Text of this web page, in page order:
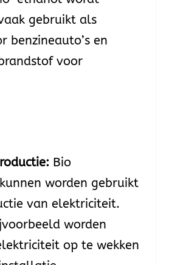
gebruikt als
benzineauto’s en
voor
Bio
worden gebruikt
van elektriciteit.
worden
op te wekken